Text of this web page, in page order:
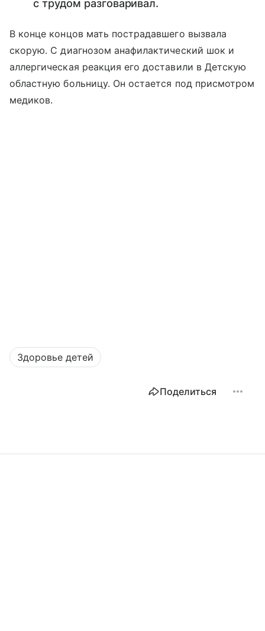
с трудом разговаривал.
В конце концов мать пострадавшего вызвала
скорую. С диагнозом анафилактический шок и
аллергическая реакция его доставили в Детскую
областную больницу. Он остается под присмотром
медиков.
Здоровье детей
Поделиться